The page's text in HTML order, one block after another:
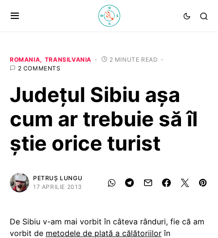
ROMANIA TRANSILVANIA
2 MINUTE READ
2 COMMENTS
Județul Sibiu așa
cum ar trebuie să îl
știe orice turist
PETRUȘ LUNGU
17 APRILIE 2013
De Sibiu v-am mai vorbit în câteva rânduri, fie că am
vorbit de metodele de plată a călătoriilor în